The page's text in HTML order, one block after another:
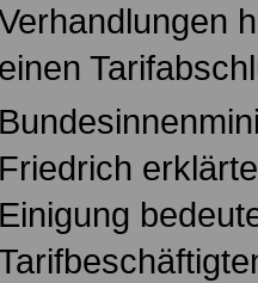
einen
Friedrich
Einigung